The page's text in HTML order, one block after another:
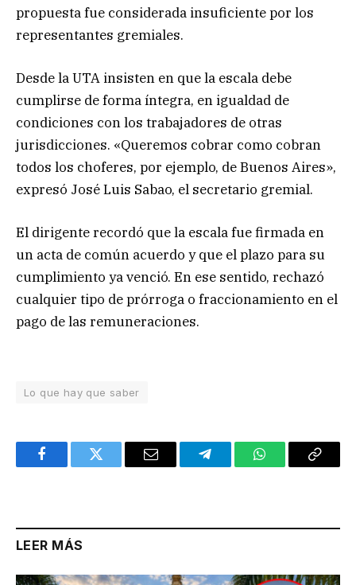
propuesta fue considerada insuficiente por los
representantes gremiales.
Desde la UTA insisten en que la escala debe
cumplirse de forma íntegra, en igualdad de
condiciones con los trabajadores de otras
jurisdicciones. «Queremos cobrar como cobran
todos los choferes, por ejemplo, de Buenos Aires»,
expresó José Luis Sabao, el secretario gremial.
El dirigente recordó que la escala fue firmada en
un acta de común acuerdo y que el plazo para su
cumplimiento ya venció. En ese sentido, rechazó
cualquier tipo de prórroga o fraccionamiento en el
pago de las remuneraciones.
Lo que hay que saber
FacebookTwitter Email TelegramWhatsAppCopy
LEER MÁS